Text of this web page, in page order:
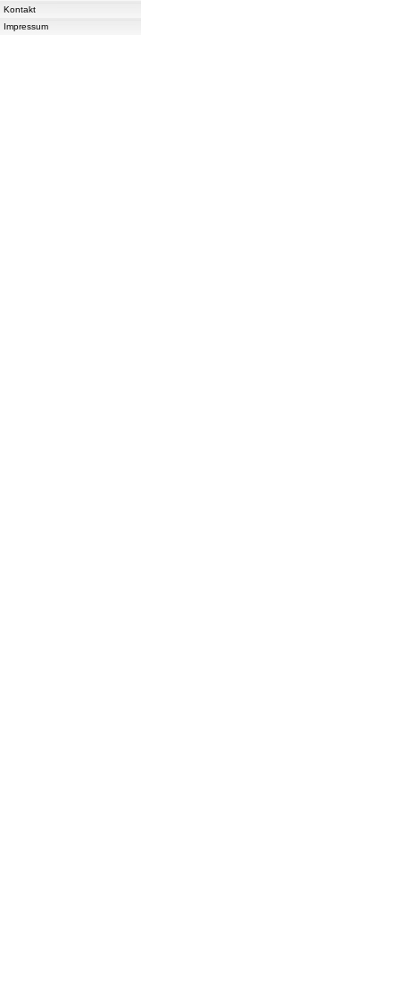
Kontakt
Impressum